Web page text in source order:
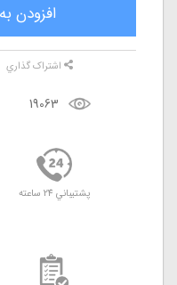
افزودن
19063
اشتراک گذاري
پشتيباني 24 ساعته